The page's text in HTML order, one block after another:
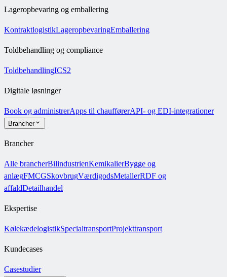
Lageropbevaring og emballering
KontraktlogistikLageropbevaringEmballering
Toldbehandling og compliance
ToldbehandlingICS2
Digitale løsninger
Book og administrerApps til chaufførerAPI- og EDI-integrationer
Brancher
Brancher
Alle brancherBilindustrienKemikalierBygge og
anlægFMCGSkovbrugVærdigodsMetallerRDF og
affaldDetailhandel
Ekspertise
KølekædelogistikSpecialtransportProjekttransport
Kundecases
Casestudier